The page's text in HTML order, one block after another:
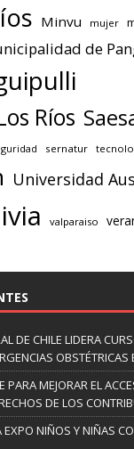
Minvu mujer
de
Ríos
sernatur
Universidad
valparaiso
DE CHILE LIDERA
OBSTÉTRICAS
PARA MEJORAR EL
DE LOS
EXPO NIÑOS Y NIÑAS